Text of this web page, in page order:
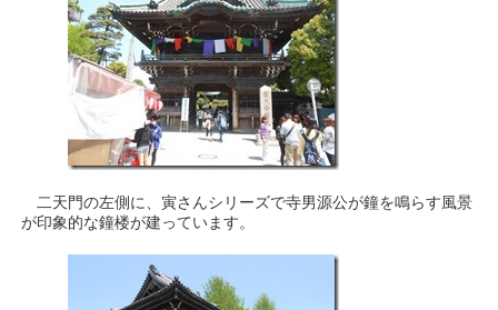
二天門の左側に、寅さんシリーズで寺男源公が鐘を鳴らす風景
が印象的な鐘楼が建っています。